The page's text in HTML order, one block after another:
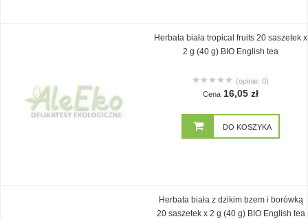
Herbata biała tropical fruits 20 saszetek x
2 g (40 g) BIO English tea
(opinie: 0)
Cena 16,05 zł
DO KOSZYKA
Herbata biała z dzikim bzem i borówką
20 saszetek x 2 g (40 g) BIO English tea